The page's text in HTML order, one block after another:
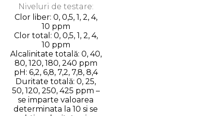
Niveluri de testare:
Clor liber: 0, 0,5, 1, 2, 4,
10 ppm
Clor total: 0, 0,5, 1, 2, 4,
10 ppm
Alcalinitate totală: 0, 40,
80, 120, 180, 240 ppm
pH: 6,2, 6,8, 7,2, 7,8, 8,4
Duritate totală: 0, 25,
50, 120, 250, 425 ppm –
se imparte valoarea
determinata la 10 si se